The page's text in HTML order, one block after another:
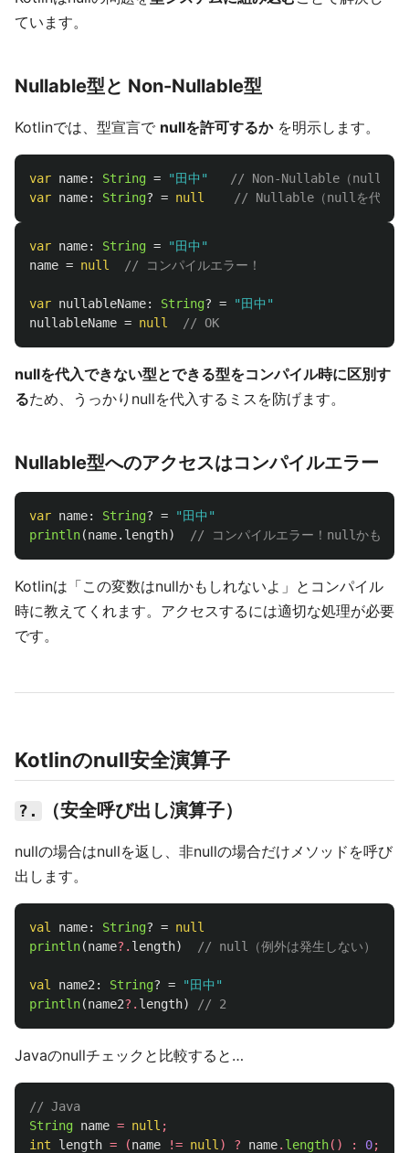
ています。
Nullable型と Non-Nullable型
Kotlinでは、型宣言で nullを許可するかを明示します。
var name: String = "田中"
// Non-Nullable（nullを代
var name: String? = null // Nullable（nullを代入で
var name: String =
"田中"
name = null // コンパイルエラー！
var nullableName: String? =
"田中"
nullableName = null // OK
nullを代入できない型とできる型をコンパイル時に区別す
るため、うっかりnullを代入するミスを防げます。
Nullable型へのアクセスはコンパイルエラー
var name: String? =
"田中"
println(name. length) // コンパイルエラー！nullかもしれ
Kotlinは「この変数はnullかもしれないよ」とコンパイル
時に教えてくれます。アクセスするには適切な処理が必要
です。
Kotlinのnull安全演算子
?. （安全呼び出し演算子）
nullの場合はnullを返し、非nullの場合だけメソッドを呼び
出します。
val name: String? = null
println(name?. length) // null（例外は発生しない）
val name2 : String? =
"田中"
println(name2?. length) // 2
Javaのnullチェックと比較すると…
// Java
String name = null ;
int
length = (name != null ) ? name. length() : 0;